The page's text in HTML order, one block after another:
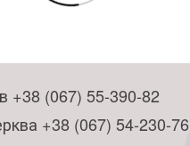
+38 (067) 55-390-82
+38 (067) 54-230-76